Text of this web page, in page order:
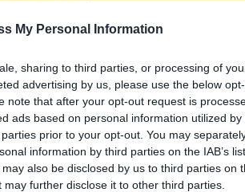
My Personal Information
sharing to third parties, or processing of
advertising by us, please use the below
note that after your opt-out request is
ads based on personal information utilized
prior to your opt-out. You may
information by third parties on the IAB’s
also be disclosed by us to third parties on
may further disclose it to other third parties.